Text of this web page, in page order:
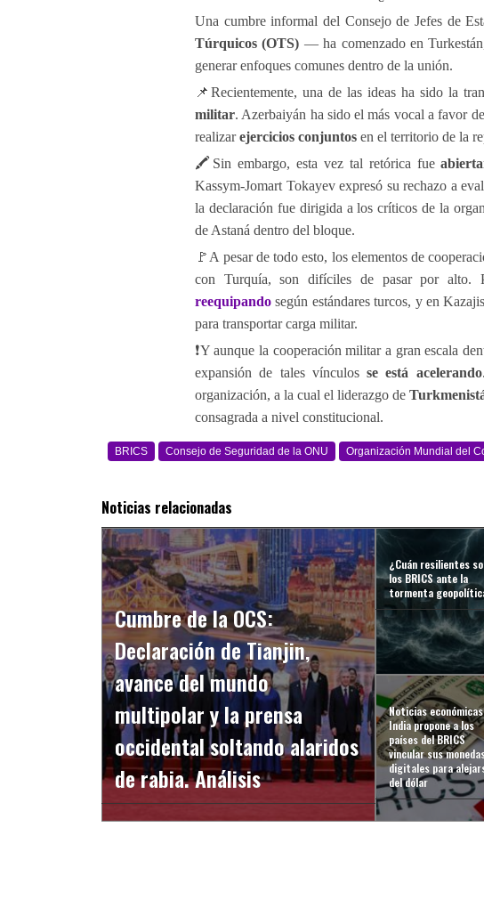
Una cumbre informal del Consejo de Jefes de
Túrquicos (OTS) — ha comenzado en
generar enfoques comunes dentro de la unión.
📌Recientemente, una de las ideas ha sido la
militar. Azerbaiyán ha sido el más vocal a favor
realizarejercicios conjuntos en el territorio de la
🖍Sin embargo, esta vez tal retórica fue
Kassym-Jomart Tokayev expresó su rechazo a
la declaración fue dirigida a los críticos de la
de Astaná dentro del bloque.
🚩A pesar de todo esto, los elementos de
con Turquía, son difíciles de pasar por alto.
reequipando según estándares turcos, y en
para transportar carga militar.
❗️Y aunque la cooperación militar a gran escala
expansión de tales vínculosse está acelerando
organización, a la cual el liderazgo de
consagrada a nivel constitucional.
BRICS Consejo de Seguridad de la ONU Organización Mundial del
Noticias relacionadas
Cumbre de la OCS:
Declaración de Tianjin,
avance del mundo
multipolar y la prensa
occidental soltando alaridos
de rabia. Análisis
¿Cuán resilientes
los BRICS ante la
tormenta
Noticias
India propone a los
países del BRICS
vincular sus
digitales para
del dólar